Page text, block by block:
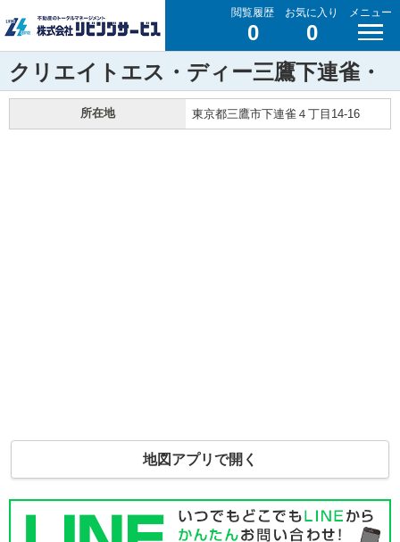
閲覧履歴
0
お気に入り
0
メニュー
クリエイトエス・ディー三鷹下連雀・
所在地 東京都三鷹市下連雀４丁目14-16
地図アプリで開く